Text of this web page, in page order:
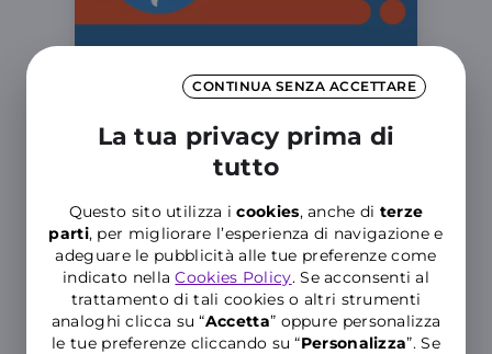
CONTINUA SENZA ACCETTARE
La tua privacy prima di
tutto
Questo sito utilizza icookies, anche di terze
parti, per migliorare l’esperienza di navigazione e
adeguare le pubblicità alle tue preferenze come
indicato nellaCookies Policy. Se acconsenti al
trattamento di tali cookies o altri strumenti
analoghi clicca su “Accetta” oppure personalizza
le tue preferenze cliccando su “Personalizza”. Se
LEARN MORE
Pellegrini Italiani
Scopri l'offerta esclusiva
WINDTRE dedicata al Giubileo
2025!
Tanti GIGA e Minuti per essere
sempre connessi durante il tuo
Pellegrinaggio